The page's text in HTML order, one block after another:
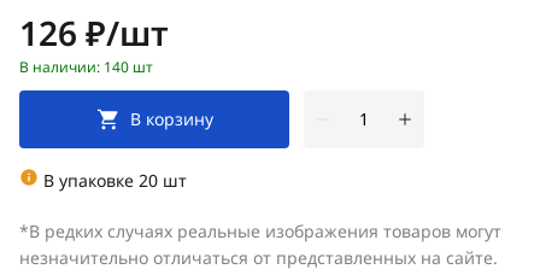
Цена:
126 ₽/шт
В наличии: 140 шт
В корзину
В упаковке 20 шт
*В редких случаях реальные изображения товаров могут
незначительно отличаться от представленных на сайте.